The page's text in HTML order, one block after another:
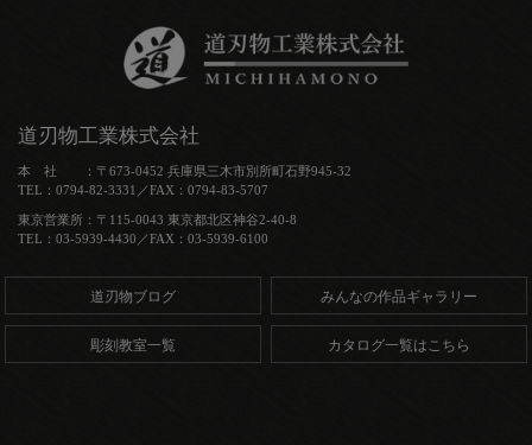
道刃物工業株式会社
本 社 ：〒673-0452 兵庫県三木市別所町石野945-32
TEL：0794-82-3331／FAX：0794-83-5707
東京営業所：〒115-0043 東京都北区神谷2-40-8
TEL：03-5939-4430／FAX：03-5939-6100
道刃物ブログ みんなの作品ギャラリー
彫刻教室一覧 カタログ一覧はこちら